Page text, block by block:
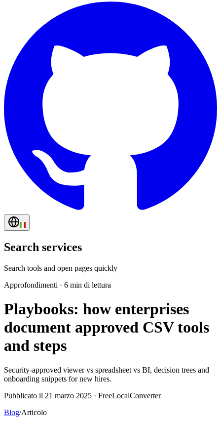
Search services
Search tools and open pages quickly
Approfondimenti · 6 min di lettura
Playbooks: how enterprises
document approved CSV tools
and steps
Security-approved viewer vs spreadsheet vs BI, decision trees and
onboarding snippets for new hires.
Pubblicato il 21 marzo 2025 · FreeLocalConverter
Blog/Articolo